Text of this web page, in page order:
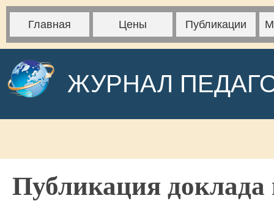
Главная Цены Публикации
ЖУРНАЛ
Публикация доклада